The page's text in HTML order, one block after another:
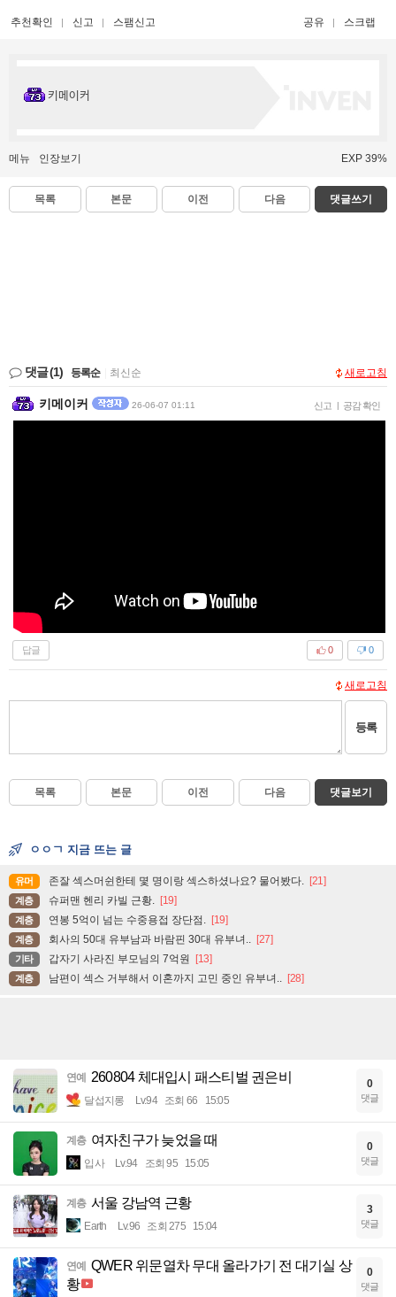
추천확인 신고 스팸신고 공유 스크랩
키메이커
메뉴 인장보기 EXP 39%
목록 본문 이전 다음 댓글쓰기
댓글(1) 등록순 최신순 새로고침
키메이커 26-06-07 01:11 신고 | 공감 확인
답글 0
0
새로고침
등록
목록 본문 이전 다음 댓글보기
ㅇㅇㄱ 지금 뜨는 글
유머 존잘 섹스머쉰한테 몇 명이랑 섹스하셨나요? 물어봤다. [21]
계층 슈퍼맨 헨리 카빌 근황. [19]
계층 연봉 5억이 넘는 수중용접 장단점. [19]
계층 회사의 50대 유부남과 바람핀 30대 유부녀.. [27]
기타 갑자기 사라진 부모님의 7억원 [13]
계층 남편이 섹스 거부해서 이혼까지 고민 중인 유부녀.. [28]
연예 260804 체대입시 패스티벌 권은비
달섭지롱 Lv.94 조회 66 15:05
0
댓글
계층 여자친구가 늦었을 때
입사 Lv.94 조회 95 15:05
0
댓글
계층 서울 강남역 근황
Earth Lv.96 조회 275 15:04
3
댓글
연예 QWER 위문열차 무대 올라가기 전 대기실 상
황
0
댓글